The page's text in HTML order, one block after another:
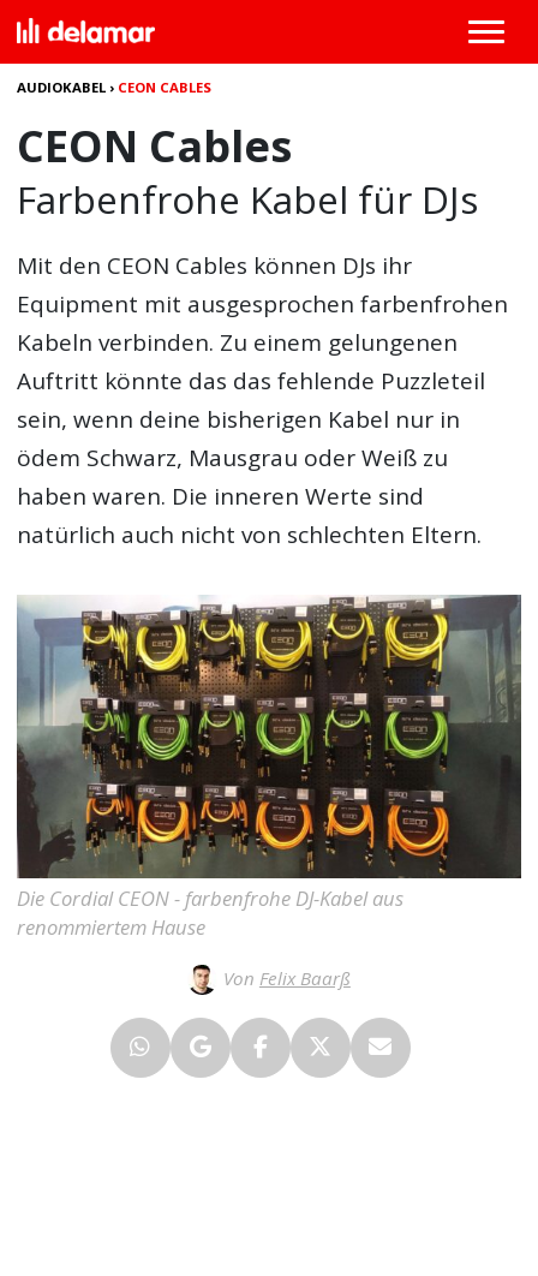
AUDIOKABEL › CEON CABLES
CEON Cables
Farbenfrohe Kabel für DJs
Mit den CEON Cables können DJs ihr
Equipment mit ausgesprochen farbenfrohen
Kabeln verbinden. Zu einem gelungenen
Auftritt könnte das das fehlende Puzzleteil
sein, wenn deine bisherigen Kabel nur in
ödem Schwarz, Mausgrau oder Weiß zu
haben waren. Die inneren Werte sind
natürlich auch nicht von schlechten Eltern.
Die Cordial CEON - farbenfrohe DJ-Kabel aus
renommiertem Hause
Von Felix Baarß